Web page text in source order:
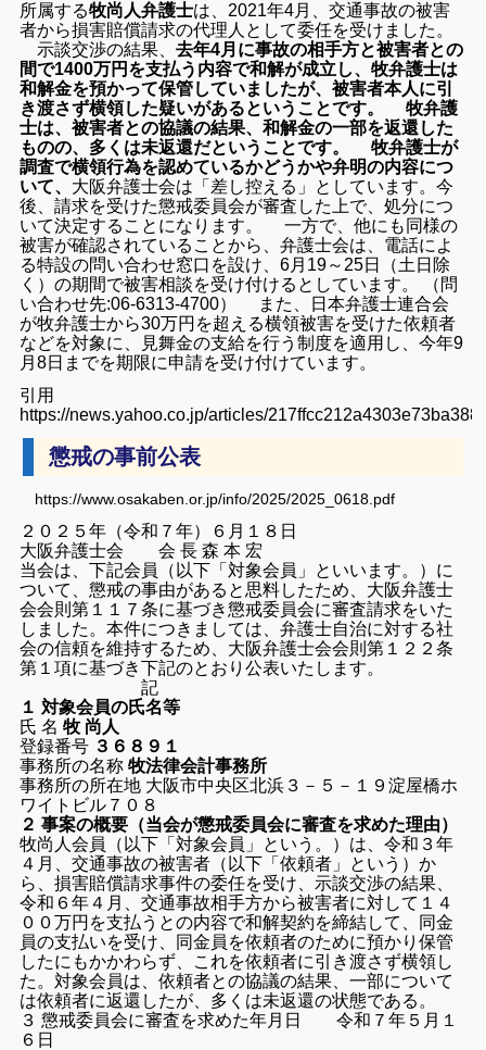
所属する牧尚人弁護士は、2021年4月、交通事故の被害
者から損害賠償請求の代理人として委任を受けました。
示談交渉の結果、去年4月に事故の相手方と被害者との
間で1400万円を支払う内容で和解が成立し、牧弁護士は
和解金を預かって保管していましたが、被害者本人に引
き渡さず横領した疑いがあるということです。 牧弁護
士は、被害者との協議の結果、和解金の一部を返還した
ものの、多くは未返還だということです。 牧弁護士が
調査で横領行為を認めているかどうかや弁明の内容につ
いて、 大阪弁護士会は「差し控える」としています。今
後、請求を受けた懲戒委員会が審査した上で、処分につ
いて決定することになります。 一方で、他にも同様の
被害が確認されていることから、弁護士会は、電話によ
る特設の問い合わせ窓口を設け、6月19～25日（土日除
く）の期間で被害相談を受け付けるとしています。 （問
い合わせ先:06-6313-4700） また、日本弁護士連合会
が牧弁護士から30万円を超える横領被害を受けた依頼者
などを対象に、見舞金の支給を行う制度を適用し、今年9
月8日までを期限に申請を受け付けています。
引用
https://news.yahoo.co.jp/articles/
懲戒の事前公表
https://www.osakaben.or.jp/info/2025/2025_0618.pdf
２０２５年（令和７年）６月１８日
大阪弁護士会 会 長 森 本 宏
当会は、下記会員（以下「対象会員」といいます。）に
ついて、懲戒の事由があると思料したため、大阪弁護士
会会則第１１７条に基づき懲戒委員会に審査請求をいた
しました。本件につきましては、弁護士自治に対する社
会の信頼を維持するため、大阪弁護士会会則第１２２条
第１項に基づき下記のとおり公表いたします。
記
１ 対象会員の氏名等
氏 名牧 尚人
登録番号 ３６８９１
事務所の名称牧法律会計事務所
事務所の所在地 大阪市中央区北浜３－５－１９淀屋橋ホ
ワイトビル７０８
２ 事案の概要（当会が懲戒委員会に審査を求めた理由）
牧尚人会員（以下「対象会員」という。）は、令和３年
４月、交通事故の被害者（以下「依頼者」という）か
ら、損害賠償請求事件の委任を受け、示談交渉の結果、
令和６年４月、交通事故相手方から被害者に対して１４
００万円を支払うとの内容で和解契約を締結して、同金
員の支払いを受け、同金員を依頼者のために預かり保管
したにもかかわらず、これを依頼者に引き渡さず横領し
た。対象会員は、依頼者との協議の結果、一部について
は依頼者に返還したが、多くは未返還の状態である。
３ 懲戒委員会に審査を求めた年月日 令和７年５月１
６日